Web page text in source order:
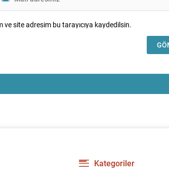
ve site adresim bu tarayıcıya kaydedilsin.
Kategoriler